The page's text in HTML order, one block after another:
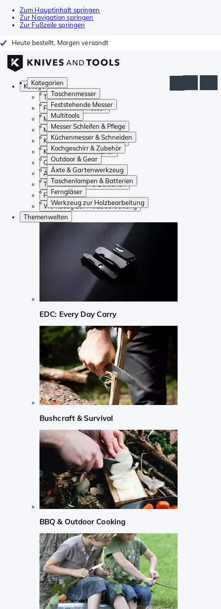
Zum Hauptinhalt springen
Zur Navigation springen
Zur Fußzeile springen
Heute bestellt, Morgen versandt
Kategorien
Taschenmesser
Feststehende Messer
Multitools
Messer Schleifen & Pflege
Küchenmesser & Schneiden
Kochgeschirr & Zubehör
Outdoor & Gear
Äxte & Gartenwerkzeug
Taschenlampen & Batterien
Ferngläser
Werkzeug zur Holzbearbeitung
Kategorien
Taschenmesser
Feststehende Messer
Multitools
Messer Schleifen & Pflege
Küchenmesser & Schneiden
Kochgeschirr & Zubehör
Outdoor & Gear
Äxte & Gartenwerkzeug
Taschenlampen & Batterien
Ferngläser
Werkzeug zur Holzbearbeitung
Themenwelten
EDC: Every Day Carry
Bushcraft & Survival
BBQ & Outdoor Cooking